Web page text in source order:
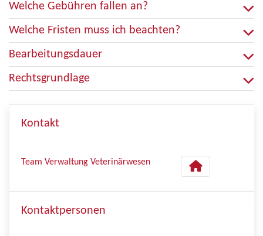
Welche Gebühren fallen an?
Welche Fristen muss ich beachten?
Bearbeitungsdauer
Rechtsgrundlage
Kontakt
Team Verwaltung Veterinärwesen
Kontaktpersonen